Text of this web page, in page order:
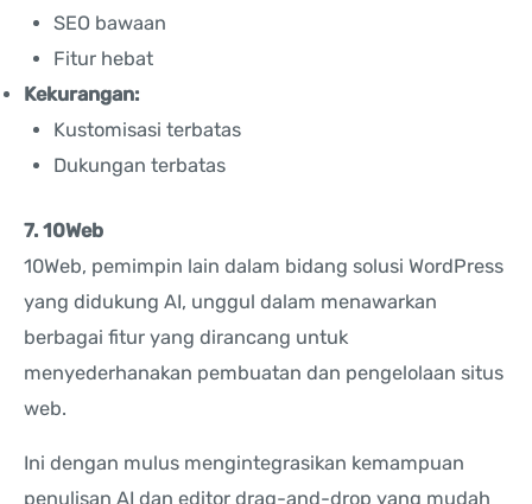
SEO bawaan
Fitur hebat
Kekurangan:
Kustomisasi terbatas
Dukungan terbatas
7. 10Web
10Web, pemimpin lain dalam bidang solusi WordPress
yang didukung AI, unggul dalam menawarkan
berbagai fitur yang dirancang untuk
menyederhanakan pembuatan dan pengelolaan situs
web.
Ini dengan mulus mengintegrasikan kemampuan
penulisan AI dan editor drag-and-drop yang mudah